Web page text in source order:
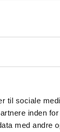
til sociale
inden
med andre